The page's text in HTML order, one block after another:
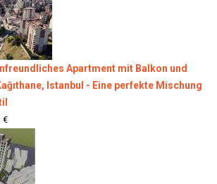
Apartment mit Balkon und
Istanbul - Eine perfekte Mischung
€